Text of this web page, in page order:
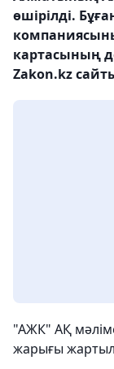
өшірілді.
картасының
Zakon.kz
"АЖК" АҚ
жарығы